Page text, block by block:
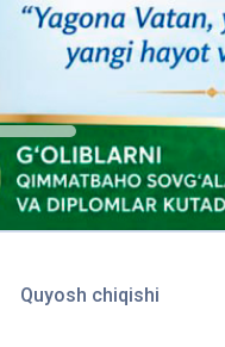
Quyosh chiqishi